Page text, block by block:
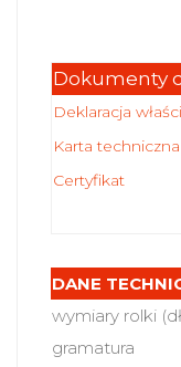
Dokumenty
Deklaracja
Karta techniczna
Certyfikat
DANE
wymiary rolki
gramatura